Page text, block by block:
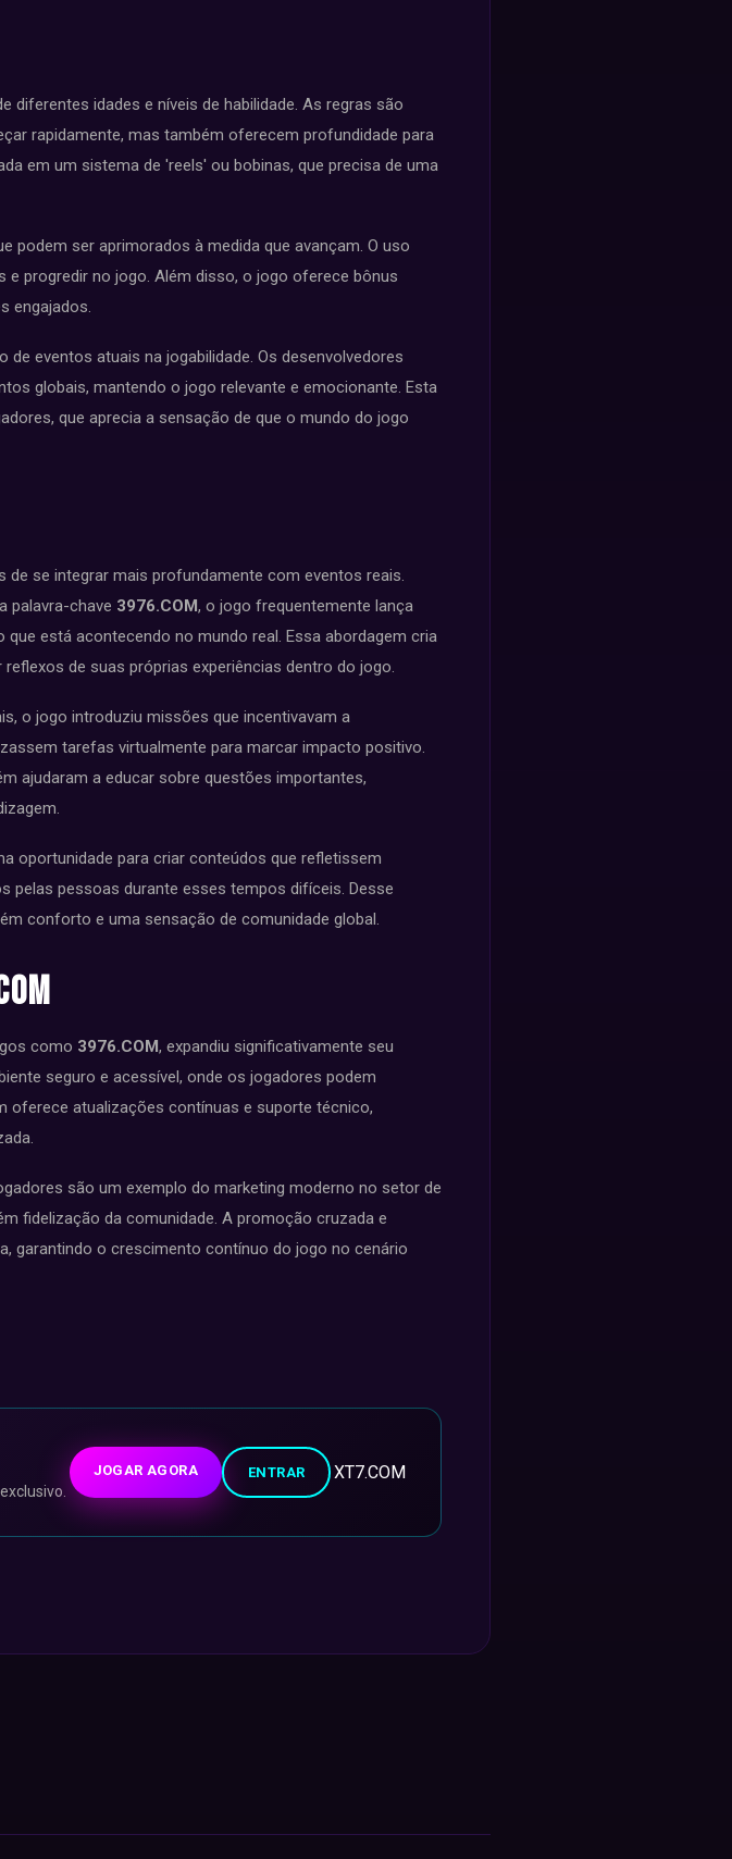
diferentes idades e níveis de habilidade. As regras são
rapidamente, mas também oferecem profundidade para
em um sistema de 'reels' ou bobinas, que precisa de uma
podem ser aprimorados à medida que avançam. O uso
progredir no jogo. Além disso, o jogo oferece bônus
engajados.
eventos atuais na jogabilidade. Os desenvolvedores
globais, mantendo o jogo relevante e emocionante. Esta
que aprecia a sensação de que o mundo do jogo
se integrar mais profundamente com eventos reais.
palavra-chave 3976.COM, o jogo frequentemente lança
está acontecendo no mundo real. Essa abordagem cria
de suas próprias experiências dentro do jogo.
o jogo introduziu missões que incentivavam a
tarefas virtualmente para marcar impacto positivo.
ajudaram a educar sobre questões importantes,
oportunidade para criar conteúdos que refletissem
pelas pessoas durante esses tempos difíceis. Desse
conforto e uma sensação de comunidade global.
como 3976.COM, expandiu significativamente seu
seguro e acessível, onde os jogadores podem
oferece atualizações contínuas e suporte técnico,
são um exemplo do marketing moderno no setor de
fidelização da comunidade. A promoção cruzada e
garantindo o crescimento contínuo do jogo no cenário
JOGAR AGORA ENTRAR XT7.COM